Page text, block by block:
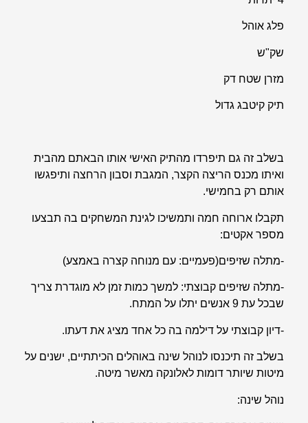
פלג אוהל
שק"ש
מזרן שטח דק
תיק קיטבג גדול
בשלב זה גם תיפרדו מהתיק האישי אותו הבאתם מהבית
ואיתו מכנס הריצה הקצר, המגבת וסבון הרחצה ותיפגשו
אותם רק בחמישי.
תקבלו ארוחה חמה ותמשיכו לגינת המשחקים בה תבצעו
מספר אקטים:
-מתלה שזיפים(פעמיים: עם מנוחה קצרה באמצע)
-מתלה שזיפים קבוצתי: למשך כמות זמן לא מוגדרת צריך
שבכל עת 9 אנשים יתלו על המתח.
-דיון קבוצתי על דילמה בה כל אחד מציג את דעתו.
בשלב זה תיכנסו לנוהל שינה באוהלים הכיתתיים, ישנים על
מיטות שיותר דומות לאלונקה מאשר מיטה.
נוהל שינה: